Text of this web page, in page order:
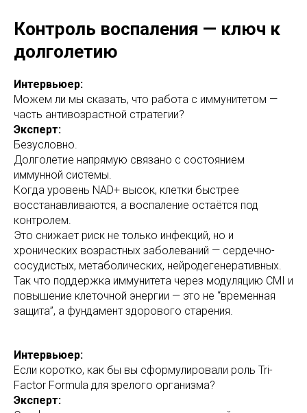
Контроль воспаления — ключ к
долголетию
Интервьюер:
Можем ли мы сказать, что работа с иммунитетом —
часть антивозрастной стратегии?
Эксперт:
Безусловно.
Долголетие напрямую связано с состоянием
иммунной системы.
Когда уровень NAD+ высок, клетки быстрее
восстанавливаются, а воспаление остаётся под
контролем.
Это снижает риск не только инфекций, но и
хронических возрастных заболеваний — сердечно-
сосудистых, метаболических, нейродегенеративных.
Так что поддержка иммунитета через модуляцию CMI и
повышение клеточной энергии — это не “временная
защита”, а фундамент здорового старения.
Интервьюер:
Если коротко, как бы вы сформулировали роль Tri-
Factor Formula для зрелого организма?
Эксперт: